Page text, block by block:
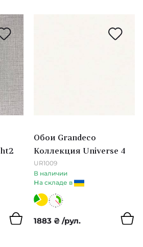
Treasures
Обои Grandeco
Коллекция Universe 4
UR1009
В наличии
на складе в
1883 ₴ /рул.